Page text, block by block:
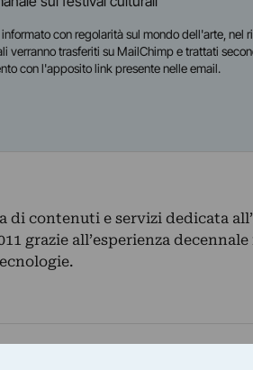
con regolarità sul mondo dell'arte,
verranno trasferiti su MailChimp e trattati
con l'apposito link presente nelle email.
di contenuti e servizi dedicata
grazie all’esperienza